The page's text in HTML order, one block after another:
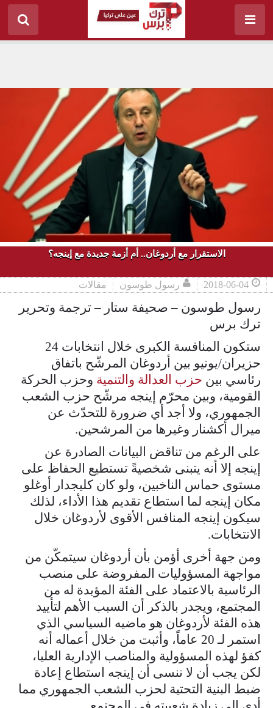
الاستقرار مع أردوغان.. أم أزمة جديدة مع إينجه؟
2018-06-04 رسول طوسون مقالات
رسول طوسون – صحيفة ستار – ترجمة وتحرير
ترك برس
ستكون المنافسة الكبرى خلال انتخابات 24
حزيران/يونيو بين أردوغان المرشّح باتفاق
رئاسي بين حزب العدالة والتنمية وحزب الحركة
القومية، وبين محرّم إينجه مرشّح حزب الشعب
الجمهوري، ولا أجد أي ضرورة للتحدّث عن
ميرال أكشنار وغيرها من المرشحين.
على الرغم من تناقض البيانات الصادرة عن
إينجه إلا أنه يتبنى شخصيةً تستطيع الحفاظ على
مستوى حماس الناخبين، ولو كان كليجدار أوغلو
مكان إينجه لما استطاع تقديم هذا الأداء، لذلك
سيكون إينجه المنافس الأقوى لأردوغان خلال
الانتخابات.
ومن جهة أخرى أؤمن بأن أردوغان سيتمكّن من
مواجهة المسؤوليات المفروضة على منصب
الرئاسية بالاعتماد على الفئة المؤيدة له من
المجتمع، ويجدر بالذكر أن السبب الأهم لتأييد
هذه الفئة لأردوغان هو ماضيه السياسي الذي
استمر لـ 20 عاماً، وأثبت من خلال أعماله أنه
كفؤ لهذه المسؤولية والمناصب الإدارية العليا،
لكن يجب أن لا ننسى أن إينجه استطاع إعادة
ضبط البنية التحتية لحزب الشعب الجمهوري مما
أدى إلى زيادة شعبيته في المجتمع.